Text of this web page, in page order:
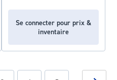
Se connecter pour prix &
inventaire